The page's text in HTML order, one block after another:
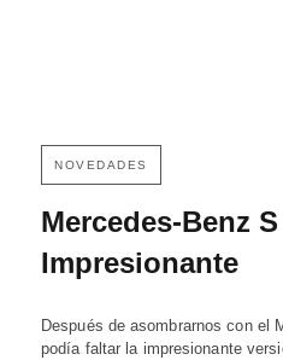
NOVEDADES
Mercedes-Benz
Impresionante
Después de asombrarnos con el
podía faltar la impresionante